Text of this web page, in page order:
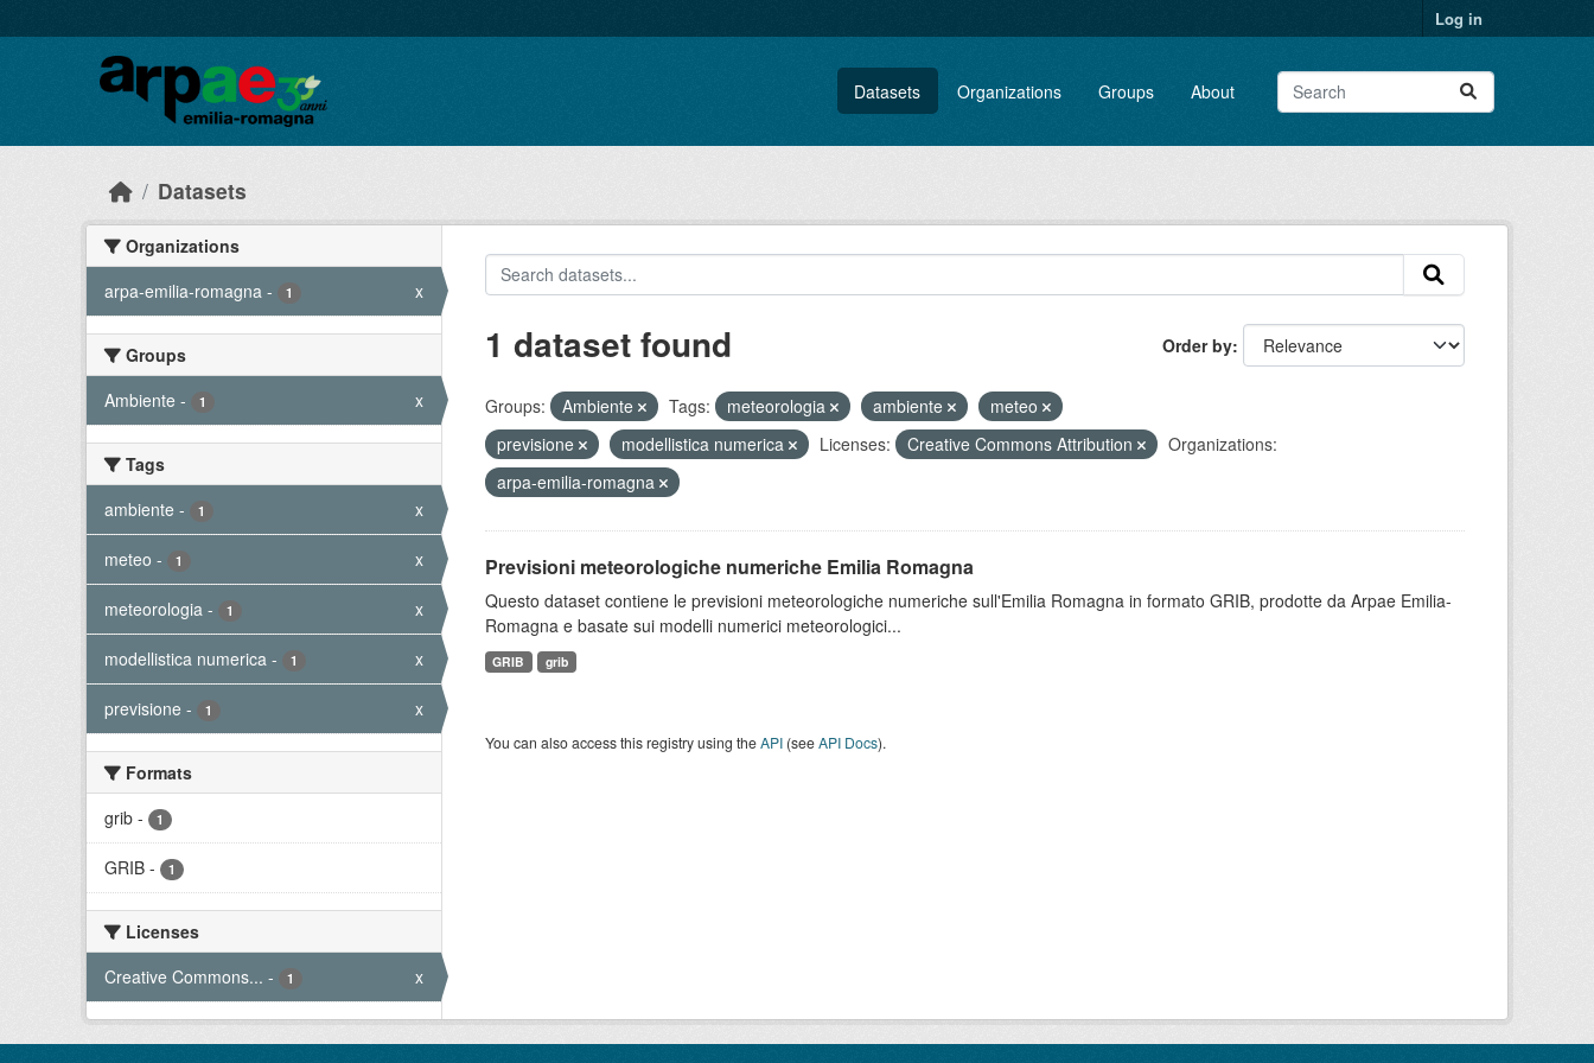
Log in
Datasets Organizations Groups About
Datasets
Organizations
arpa-emilia-romagna - 1 x
Groups
Ambiente - 1 x
Tags
ambiente - 1 x
meteo - 1 x
meteorologia - 1 x
modellistica numerica - 1 x
previsione - 1 x
Formats
grib - 1
GRIB - 1
Licenses
Creative Commons... - 1 x
Order by
1 dataset found
Groups: Ambiente Tags: meteorologia ambiente
meteo
previsione
modellistica numerica Licenses: Creative Commons Attribution
Organizations:
arpa-emilia-romagna
Previsioni meteorologiche numeriche Emilia Romagna
Questo dataset contiene le previsioni meteorologiche numeriche sull'Emilia Romagna in formato GRIB, prodotte da Arpae Emilia-
Romagna e basate sui modelli numerici meteorologici...
GRIB grib
You can also access this registry using theAPI(seeAPI Docs).